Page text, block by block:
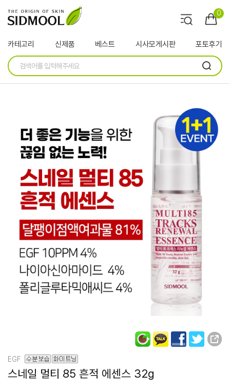
0
카테고리 신제품 베스트 시사모게시판 포토후기
EGF
스네일 멀티 85 흔적 에센스 32g